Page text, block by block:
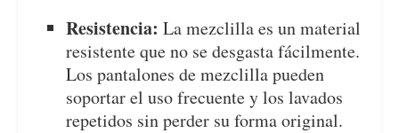
Resistencia: La mezclilla es un material
resistente que no se desgasta fácilmente.
Los pantalones de mezclilla pueden
soportar el uso frecuente y los lavados
repetidos sin perder su forma original.